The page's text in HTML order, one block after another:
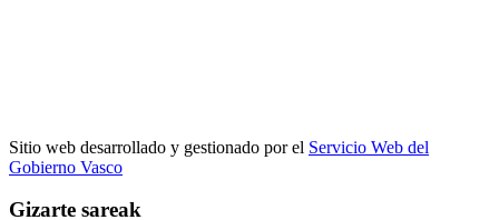
Sitio web desarrollado y gestionado por el Servicio Web del
Gobierno Vasco
Gizarte sareak